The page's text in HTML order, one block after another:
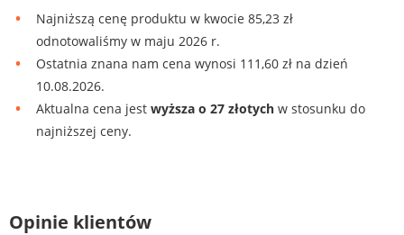
Najniższą cenę produktu w kwocie 85,23 zł
odnotowaliśmy w maju 2026 r.
Ostatnia znana nam cena wynosi 111,60 zł na dzień
10.08.2026.
Aktualna cena jest wyższa o 27 złotych w stosunku do
najniższej ceny.
Opinie klientów